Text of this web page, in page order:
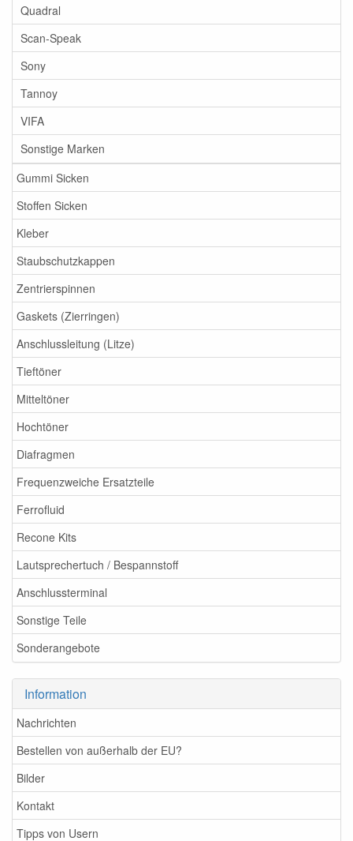
Quadral
Scan-Speak
Sony
Tannoy
VIFA
Sonstige Marken
Gummi Sicken
Stoffen Sicken
Kleber
Staubschutzkappen
Zentrierspinnen
Gaskets (Zierringen)
Anschlussleitung (Litze)
Tieftöner
Mitteltöner
Hochtöner
Diafragmen
Frequenzweiche Ersatzteile
Ferrofluid
Recone Kits
Lautsprechertuch / Bespannstoff
Anschlussterminal
Sonstige Teile
Sonderangebote
Information
Nachrichten
Bestellen von außerhalb der EU?
Bilder
Kontakt
Tipps von Usern